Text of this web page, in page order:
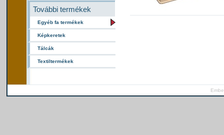
További termékek
Egyéb fa termékek
Képkeretek
Tálcák
Textiltermékek